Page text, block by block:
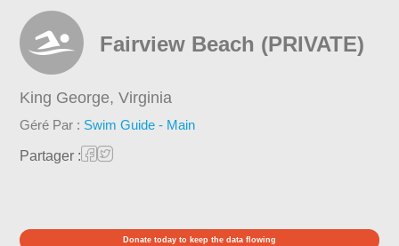
Fairview Beach (PRIVATE)
King George,Virginia
Géré Par : Swim Guide - Main
Partager :
Donate today to keep the data flowing